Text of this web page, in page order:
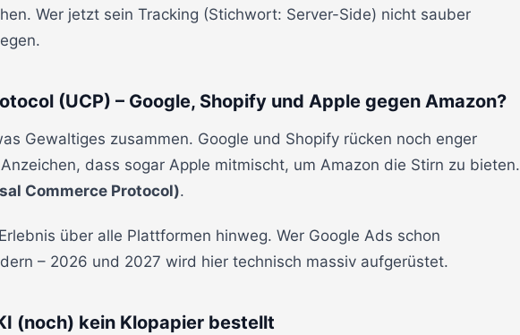
Wer jetzt sein Tracking (Stichwort: Server-Side) nicht sauber
(UCP) – Google, Shopify und Apple gegen Amazon?
Gewaltiges zusammen. Google und Shopify rücken noch enger
dass sogar Apple mitmischt, um Amazon die Stirn zu bieten.
Commerce Protocol).
über alle Plattformen hinweg. Wer Google Ads schon
– 2026 und 2027 wird hier technisch massiv aufgerüstet.
(noch) kein Klopapier bestellt